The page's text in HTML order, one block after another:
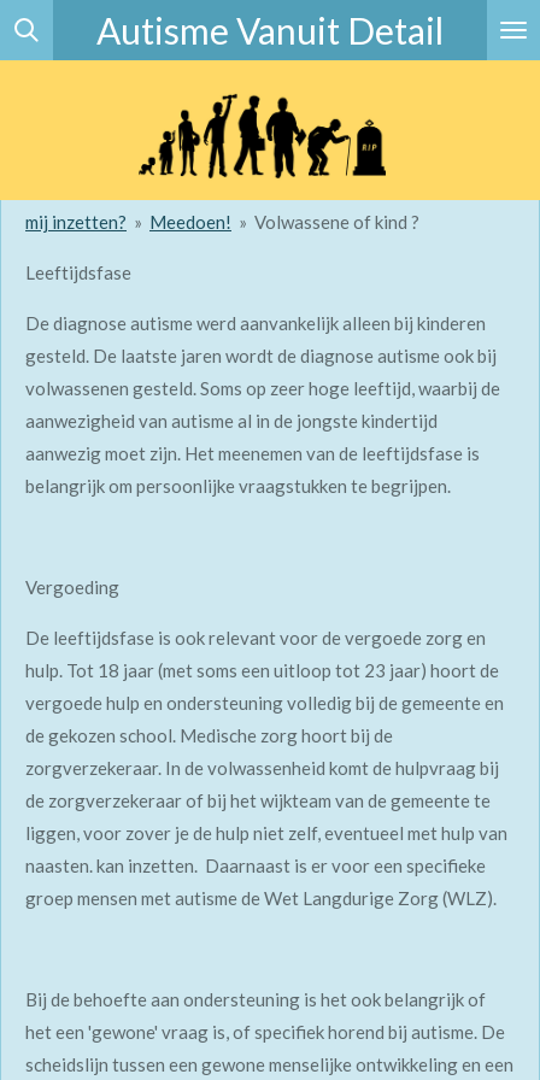
Ga
direct
Autisme Vanuit Detail
mij inzetten? » Meedoen! » Volwassene of kind ?
Leeftijdsfase
De diagnose autisme werd aanvankelijk alleen bij kinderen
gesteld. De laatste jaren wordt de diagnose autisme ook bij
volwassenen gesteld. Soms op zeer hoge leeftijd, waarbij de
aanwezigheid van autisme al in de jongste kindertijd
aanwezig moet zijn. Het meenemen van de leeftijdsfase is
belangrijk om persoonlijke vraagstukken te begrijpen.
Vergoeding
De leeftijdsfase is ook relevant voor de vergoede zorg en
hulp. Tot 18 jaar (met soms een uitloop tot 23 jaar) hoort de
vergoede hulp en ondersteuning volledig bij de gemeente en
de gekozen school. Medische zorg hoort bij de
zorgverzekeraar. In de volwassenheid komt de hulpvraag bij
de zorgverzekeraar of bij het wijkteam van de gemeente te
liggen, voor zover je de hulp niet zelf, eventueel met hulp van
naasten. kan inzetten. Daarnaast is er voor een specifieke
groep mensen met autisme de Wet Langdurige Zorg (WLZ).
Bij de behoefte aan ondersteuning is het ook belangrijk of
het een 'gewone' vraag is, of specifiek horend bij autisme. De
scheidslijn tussen een gewone menselijke ontwikkeling en een